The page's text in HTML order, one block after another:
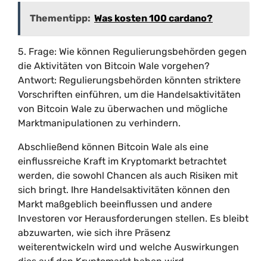
Thementipp: Was kosten 100 cardano?
5. Frage: Wie können Regulierungsbehörden gegen
die Aktivitäten von Bitcoin Wale vorgehen?
Antwort: Regulierungsbehörden könnten striktere
Vorschriften einführen, um die Handelsaktivitäten
von Bitcoin Wale zu überwachen und mögliche
Marktmanipulationen zu verhindern.
Abschließend können Bitcoin Wale als eine
einflussreiche Kraft im Kryptomarkt betrachtet
werden, die sowohl Chancen als auch Risiken mit
sich bringt. Ihre Handelsaktivitäten können den
Markt maßgeblich beeinflussen und andere
Investoren vor Herausforderungen stellen. Es bleibt
abzuwarten, wie sich ihre Präsenz
weiterentwickeln wird und welche Auswirkungen